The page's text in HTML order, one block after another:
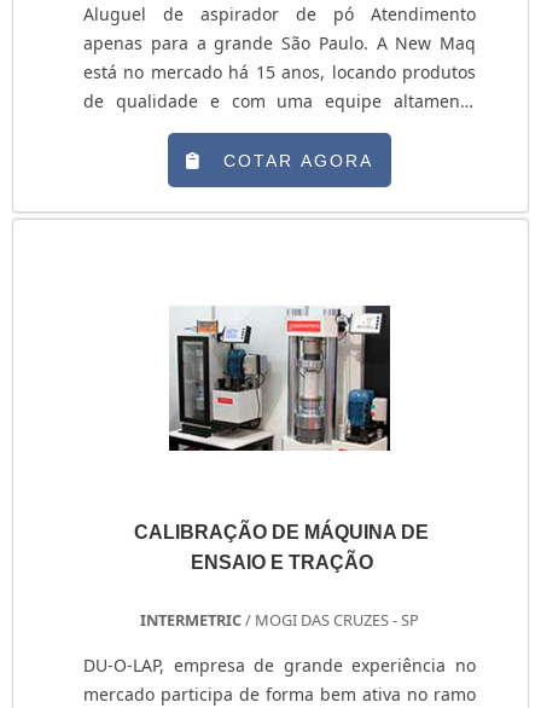
Aluguel de aspirador de pó Atendimento
apenas para a grande São Paulo. A New Maq
está no mercado há 15 anos, locando produtos
de qualidade e com uma equipe altamente
treinada para atender as necessidades do
cliente, e é a empresa que oferece o aluguel de
aspirador de pó e líquidos. Esse equipamento
pode ser encontrado em dois modelos: 40L e
ideal para: - Emp....
COTAR AGORA
CALIBRAÇÃO DE MÁQUINA DE
ENSAIO E TRAÇÃO
INTERMETRIC/ MOGI DAS CRUZES - SP
DU-O-LAP, empresa de grande experiência no
mercado participa de forma bem ativa no ramo